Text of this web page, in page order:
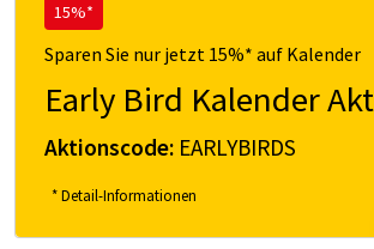
15%*
Sparen Sie nur jetzt 15%* auf Kalender
Early Bird Kalender
Aktionscode: EARLYBIRDS
* Detail-Informationen